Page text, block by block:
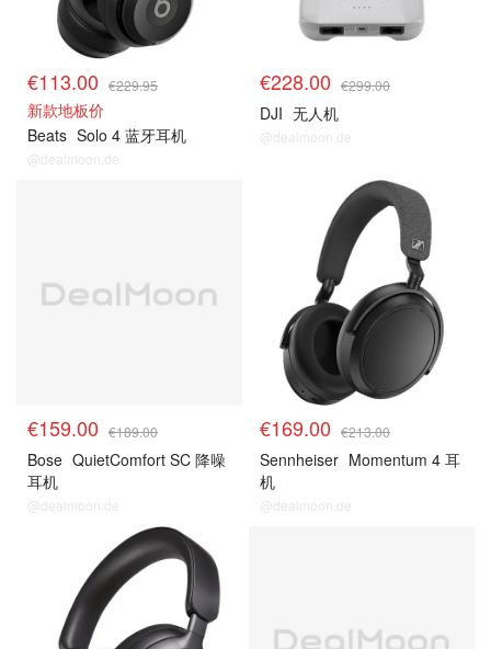
€113.00 €229.95
新款地板价
Beats Solo 4 蓝牙耳机
@dealmoon.de
€228.00 €299.00
DJI 无人机
@dealmoon.de
€159.00 €189.00
Bose QuietComfort SC 降噪
耳机
@dealmoon.de
€169.00 €213.00
Sennheiser Momentum 4 耳
机
@dealmoon.de